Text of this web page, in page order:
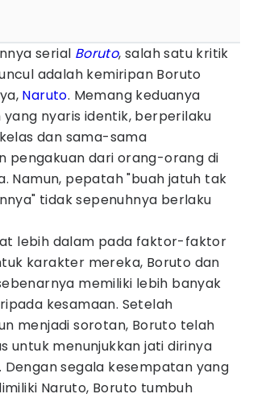
serial Boruto, salah satu kritik
adalah kemiripan Boruto
Naruto. Memang keduanya
yang nyaris identik, berperilaku
dan sama-sama
pengakuan dari orang-orang di
Namun, pepatah "buah jatuh tak
tidak sepenuhnya berlaku
lebih dalam pada faktor-faktor
karakter mereka, Boruto dan
memiliki lebih banyak
kesamaan. Setelah
menjadi sorotan, Boruto telah
untuk menunjukkan jati dirinya
segala kesempatan yang
Naruto, Boruto tumbuh